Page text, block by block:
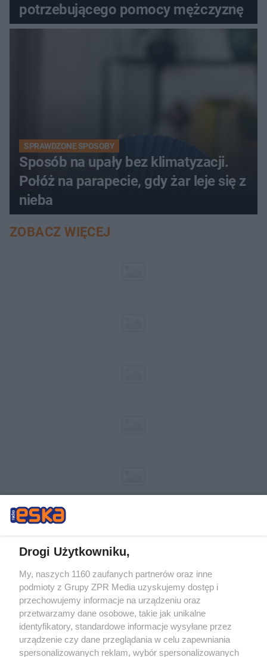
potrzebującego pomocy mężczyznę
SPRAWDZONE SPOSOBY
Sposób na upały bez klimatyzacji.
Połóż na parapecie, gdy żar leje się z
nieba
ZOBACZ WIĘCEJ
Żaden utwór zamieszczony w serwisie nie może być powielany i
rozpowszechniany lub dalej rozpowszechniany w jakikolwiek sposób (w
tym także elektroniczny lub mechaniczny) na jakimkolwiek polu
eksploatacji w jakiejkolwiek formie, włącznie z umieszczaniem w Internecie
bez pisemnej zgody właściciela praw. Jakiekolwiek użycie lub
wykorzystanie utworów w całości lub w części z naruszeniem prawa, tzn.
bez właściwej zgody, jest zabronione pod groźbą kary i może być ścigane
prawnie.
Drogi Użytkowniku,
My, naszych 1160 zaufanych partnerów oraz inne
podmioty z Grupy ZPR Media uzyskujemy dostęp i
przechowujemy informacje na urządzeniu oraz
przetwarzamy dane osobowe, takie jak unikalne
identyfikatory, standardowe informacje wysyłane przez
urządzenie czy dane przeglądania w celu zapewniania
spersonalizowanych reklam, wybór spersonalizowanych